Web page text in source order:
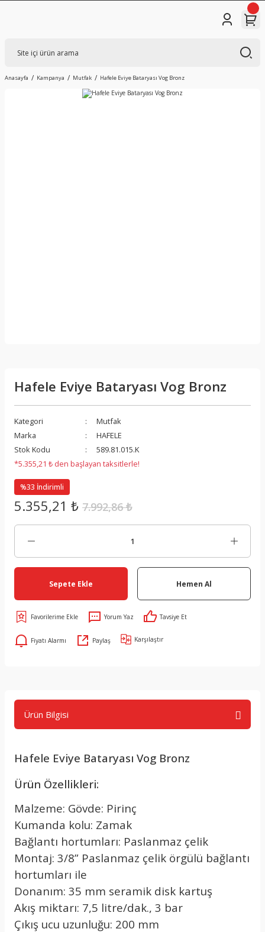
Anasayfa Kampanya Mutfak Hafele Eviye Bataryası Vog Bronz
Hafele Eviye Bataryası Vog Bronz
Kategori
Mutfak
Marka
HAFELE
Stok Kodu
589.81.015.K
*5.355,21 ₺ den başlayan taksitlerle!
%33 İndirimli
5.355,21 ₺ 7.992,86 ₺
Sepete Ekle Hemen Al
Yorum Yaz Tavsiye Et
Fiyatı Alarmı Paylaş Karşılaştır
Ürün Bilgisi
Hafele Eviye Bataryası Vog Bronz
Ürün Özellikleri:
Malzeme: Gövde: Pirinç
Kumanda kolu: Zamak
Bağlantı hortumları: Paslanmaz çelik
Montaj: 3/8” Paslanmaz çelik örgülü bağlantı
hortumları ile
Donanım: 35 mm seramik disk kartuş
Akış miktarı: 7,5 litre/dak., 3 bar
Çıkış ucu uzunluğu: 200 mm